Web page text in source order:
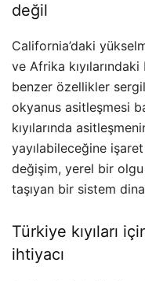
değil
California’daki
ve Afrika kıyılarındaki
benzer özellikler
okyanus asitleşmesi
kıyılarında
yayılabileceğine
değişim, yerel bir
taşıyan bir sistem
Türkiye kıyıları
ihtiyacı